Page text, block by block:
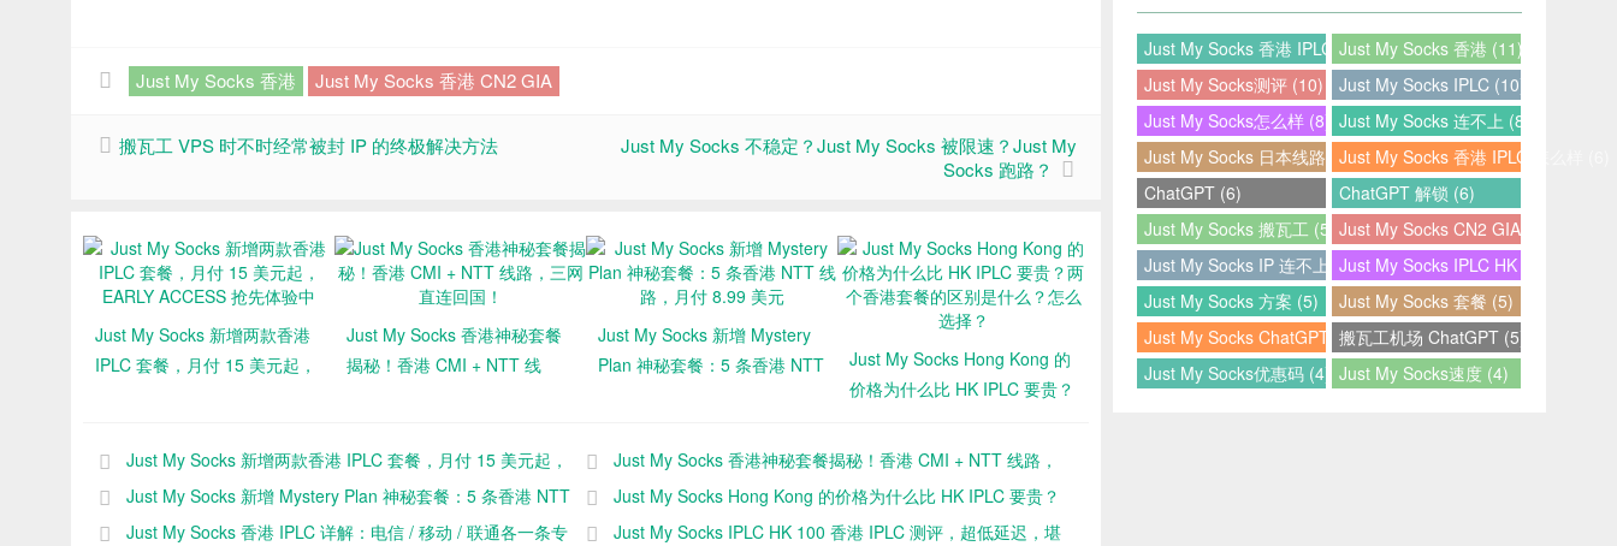
Just My Socks 香港 Just My Socks 香港 CN2 GIA
搬瓦工 VPS 时不时经常被封 IP 的终极解决方法
Just My Socks 不稳定？Just My Socks 被限速？Just My
Socks 跑路？
Just My Socks 新增两款香港
IPLC 套餐，月付 15 美元起，
Just My Socks 香港神秘套餐
揭秘！香港 CMI + NTT 线
Just My Socks 新增 Mystery
Plan 神秘套餐：5 条香港 NTT
Just My Socks Hong Kong 的
价格为什么比 HK IPLC 要贵？
怎么选择？
Just My Socks 新增两款香港 IPLC 套餐，月付 15 美元起，
EARLY ACCESS 抢先体验中
Just My Socks 香港神秘套餐揭秘！香港 CMI + NTT 线路，
三网直连回国！
Just My Socks 新增 Mystery Plan 神秘套餐：5 条香港 NTT
线路，月付 8.99 美元
Just My Socks Hong Kong 的价格为什么比 HK IPLC 要贵？
两个香港套餐的区别是什么？怎么选择？
Just My Socks 香港 IPLC 详解：电信 / 移动 / 联通各一条专 Just My Socks IPLC HK 100 香港 IPLC 测评，超低延迟，堪
Just My Socks 香港 IPLC (12)Just My Socks 香港 (11)
Just My Socks测评 (10)
Just My Socks IPLC (10)
Just My Socks怎么样 (8) Just My Socks 连不上 (8)
Just My Socks 日本线路 (7)Just My Socks 香港 IPLC 怎么样 (6)
ChatGPT (6)
ChatGPT 解锁 (6)
Just My Socks 搬瓦工 (5) Just My Socks CN2 GIA (5)
Just My Socks IP 连不上 (5)Just My Socks IPLC HK (5)
Just My Socks 方案 (5)
Just My Socks 套餐 (5)
Just My Socks ChatGPT (5)搬瓦工机场 ChatGPT (5)
Just My Socks优惠码 (4) Just My Socks速度 (4)